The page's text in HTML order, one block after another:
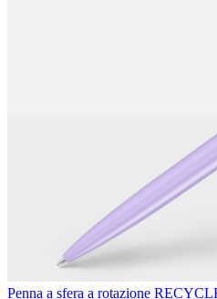
Penna a sfera a rotazione